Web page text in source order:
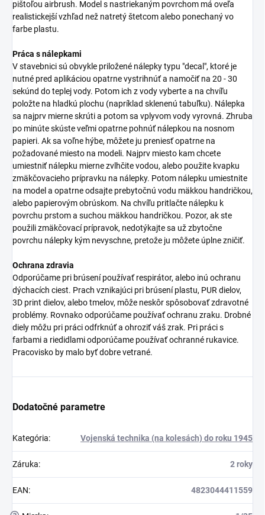
pištoľou airbrush. Model s nastriekaným povrchom má oveľa
realistickejší vzhľad než natretý štetcom alebo ponechaný vo
farbe plastu.
Práca s nálepkami
V stavebnici sú obvykle priložené nálepky typu "decal", ktoré je
nutné pred aplikáciou opatrne vystrihnúť a namočiť na 20 - 30
sekúnd do teplej vody. Potom ich z vody vyberte a na chvíľu
položte na hladkú plochu (napríklad sklenenú tabuľku). Nálepka
sa najprv mierne skrúti a potom sa vplyvom vody vyrovná. Zhruba
po minúte skúste veľmi opatrne pohnúť nálepkou na nosnom
papieri. Ak sa voľne hýbe, môžete ju preniesť opatrne na
požadované miesto na modeli. Najprv miesto kam chcete
umiestniť nálepku mierne zvlhčite vodou, alebo použite kvapku
zmäkčovacieho prípravku na nálepky. Potom nálepku umiestnite
na model a opatrne odsajte prebytočnú vodu mäkkou handričkou,
alebo papierovým obrúskom. Na chvíľu pritlačte nálepku k
povrchu prstom a suchou mäkkou handričkou. Pozor, ak ste
použili zmäkčovací prípravok, nedotýkajte sa už zbytočne
povrchu nálepky kým nevyschne, pretože ju môžete úplne zničiť.
Ochrana zdravia
Odporúčame pri brúsení používať respirátor, alebo inú ochranu
dýchacích ciest. Prach vznikajúci pri brúsení plastu, PUR dielov,
3D print dielov, alebo tmelov, môže neskôr spôsobovať zdravotné
problémy. Rovnako odporúčame používať ochranu zraku. Drobné
diely môžu pri práci odfrknúť a ohroziť váš zrak. Pri práci s
farbami a riedidlami odporúčame používať ochranné rukavice.
Pracovisko by malo byť dobre vetrané.
Dodatočné parametre
Kategória: Vojenská technika (na kolesách) do roku 1945
Záruka: 2 roky
EAN: 4823044411559